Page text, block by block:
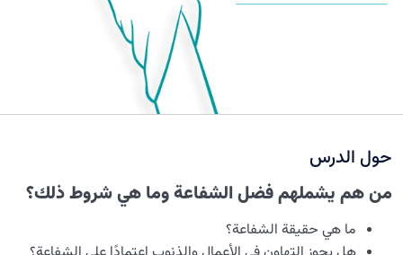
علاقة الإنسان مع تجلي اللّه الأوّل؛ لماذا يُعد الإنسان جوهر
المثل الأعلى ودوره في التوحيد وتحقيق هدف خلق الإنسان
علامات النضج في طريق الحق
لماذا خُلقنا؟
حول الدرس
من هم يشملهم فضل الشفاعة وما هي شروط ذلك؟
ما هي حقيقة الشفاعة؟